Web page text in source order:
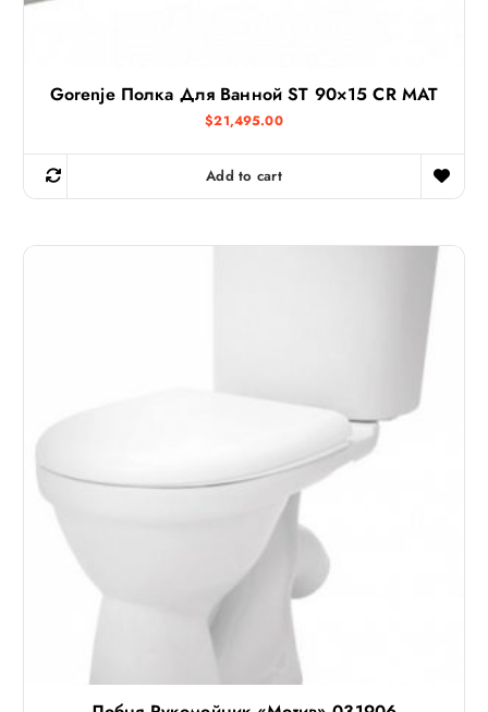
Gorenje Полка Для Ванной ST 90×15 CR MAT
$21,495.00
Add to cart